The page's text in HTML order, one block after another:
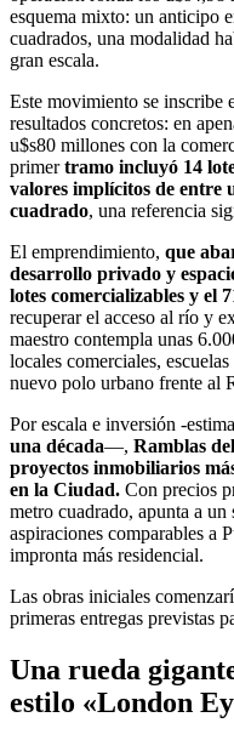
esquema mixto: un anticipo
cuadrados, una modalidad
gran escala.
Este movimiento se inscribe
resultados concretos: en
u$s80 millones con la
primertramo incluyó 14
valores implícitos de entre
cuadrado, una referencia
El emprendimiento, que
desarrollo privado y
lotes comercializables y el
recuperar el acceso al río y
maestro contempla unas
locales comerciales,
nuevo polo urbano frente al
Por escala e inversión -
una década—, Ramblas
proyectos inmobiliarios
en la Ciudad. Con precios
metro cuadrado, apunta a
aspiraciones comparables a
impronta más residencial.
Las obras iniciales
primeras entregas previstas
Una rueda
estilo «London